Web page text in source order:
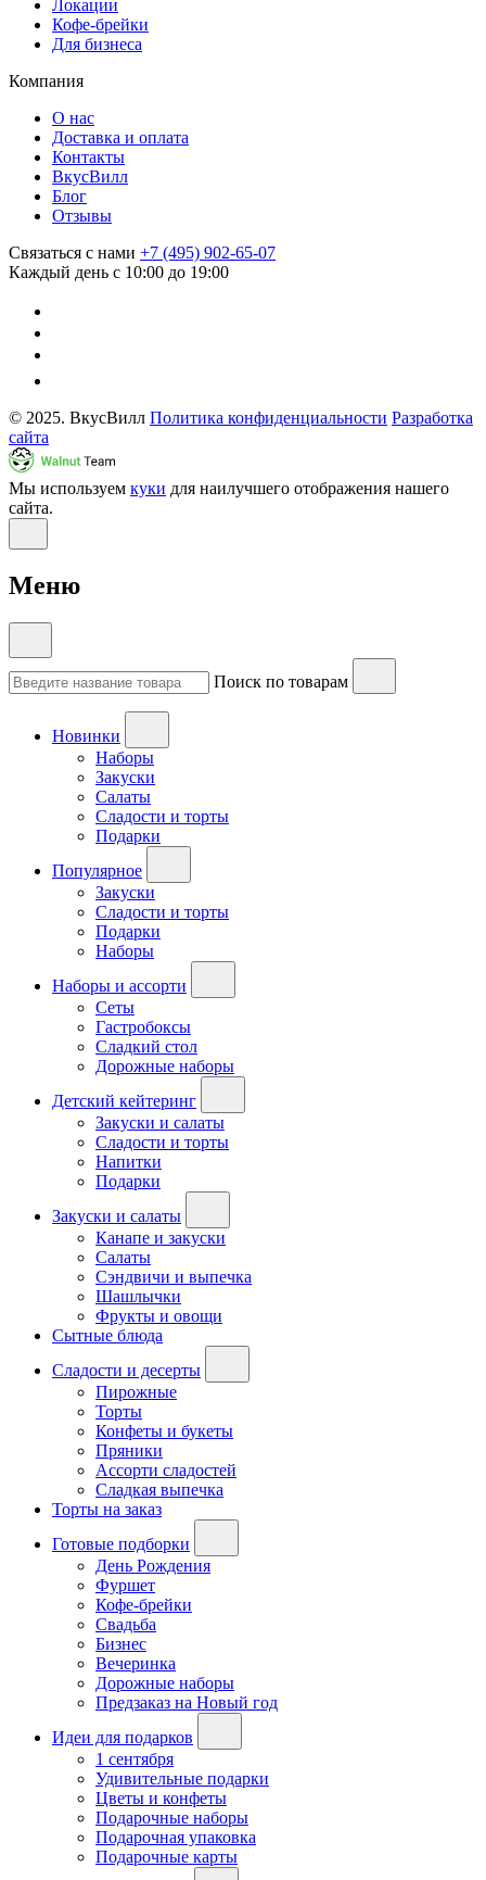
Локации
Кофе-брейки
Для бизнеса
Компания
О нас
Доставка и оплата
Контакты
ВкусВилл
Блог
Отзывы
Связаться с нами +7 (495) 902-65-07
Каждый день с 10:00 до 19:00
© 2025. ВкусВилл Политика конфиденциальности Разработка
сайта
Мы используем куки для наилучшего отображения нашего
сайта.
Меню
Поиск по товарам
Новинки
Наборы
Закуски
Салаты
Сладости и торты
Подарки
Популярное
Закуски
Сладости и торты
Подарки
Наборы
Наборы и ассорти
Сеты
Гастробоксы
Сладкий стол
Дорожные наборы
Детский кейтеринг
Закуски и салаты
Сладости и торты
Напитки
Подарки
Закуски и салаты
Канапе и закуски
Салаты
Сэндвичи и выпечка
Шашлычки
Фрукты и овощи
Сытные блюда
Сладости и десерты
Пирожные
Торты
Конфеты и букеты
Пряники
Ассорти сладостей
Сладкая выпечка
Торты на заказ
Готовые подборки
День Рождения
Фуршет
Кофе-брейки
Свадьба
Бизнес
Вечеринка
Дорожные наборы
Предзаказ на Новый год
Идеи для подарков
1 сентября
Удивительные подарки
Цветы и конфеты
Подарочные наборы
Подарочная упаковка
Подарочные карты